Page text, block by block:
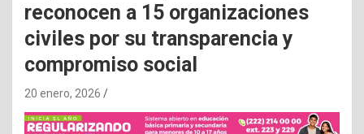
reconocen a 15 organizaciones
civiles por su transparencia y
compromiso social
20 enero, 2026